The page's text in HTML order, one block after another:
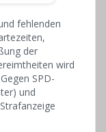
fehlenden
der
wird
SPD-
und